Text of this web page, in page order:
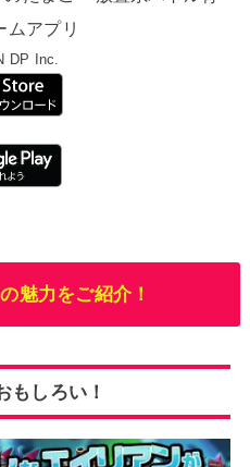
ムアプリ
DP Inc.
魅力をご紹介！
もしろい！